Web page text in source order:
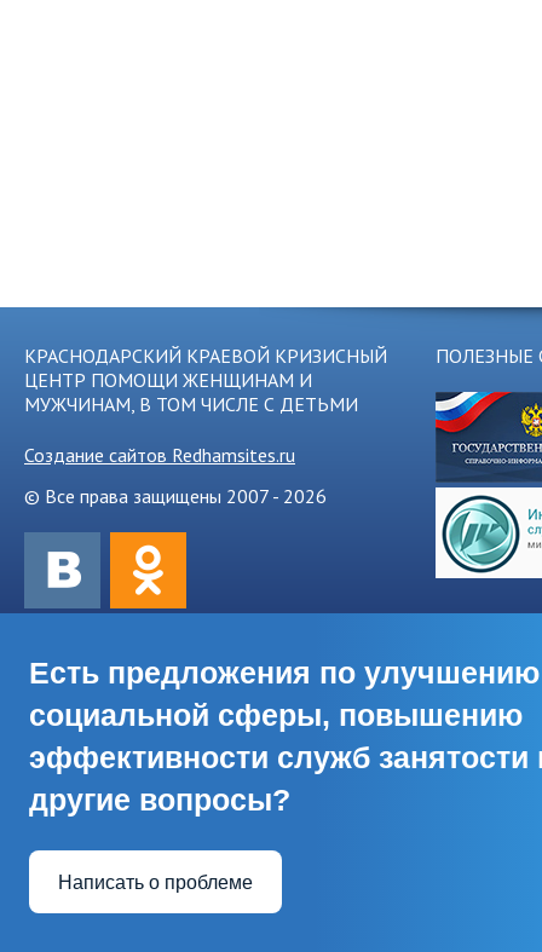
КРАСНОДАРСКИЙ КРАЕВОЙ КРИЗИСНЫЙ
ЦЕНТР ПОМОЩИ ЖЕНЩИНАМ И
МУЖЧИНАМ, В ТОМ ЧИСЛЕ С ДЕТЬМИ
Создание сайтов Redhamsites.ru
© Все права защищены 2007 - 2026
ПОЛЕЗНЫЕ
Есть предложения по улучшению
социальной сферы, повышению
эффективности служб занятости
другие вопросы?
Написать о проблеме